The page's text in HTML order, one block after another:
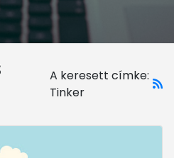
A keresett címke:
Tinker